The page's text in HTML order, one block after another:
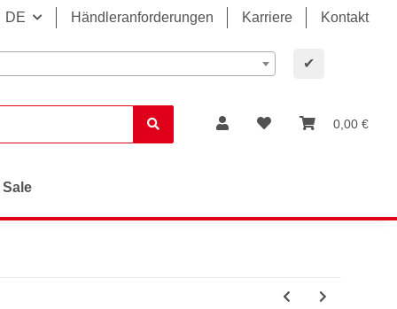
DE Händleranforderungen Karriere Kontakt
✔
0,00 €
Sale